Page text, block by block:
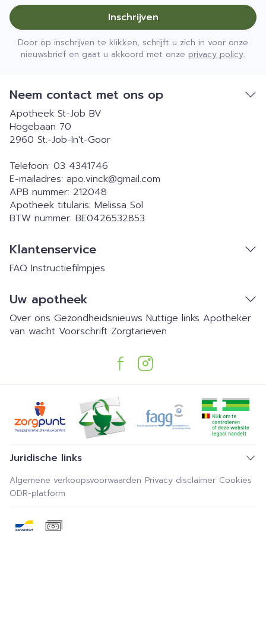
Inschrijven
Door op inschrijven te klikken, schrijft u zich in voor onze
nieuwsbrief en gaat u akkoord met onze privacy policy.
Neem contact met ons op
Apotheek St-Job BV
Hogebaan 70
2960 St.-Job-In't-Goor
Telefoon: 03 4341746
E-mailadres: apo.vinck@gmail.com
APB nummer: 212048
Apotheek titularis: Melissa Sol
BTW nummer: BE0426532853
Klantenservice
FAQ Instructiefilmpjes
Uw apotheek
Over ons Gezondheidsnieuws Nuttige links Apotheker
van wacht Voorschrift Zorgtarieven
Juridische links
Algemene verkoopsvoorwaarden Privacy disclaimer Cookies
ODR-platform